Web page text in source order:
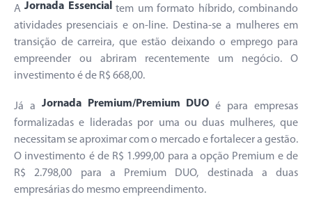
AJornada Essencialtem um formato híbrido, combinando
atividades presenciais e on-line. Destina-se a mulheres em
transição de carreira, que estão deixando o emprego para
empreender ou abriram recentemente um negócio. O
investimento é de R$ 668,00.
Já a Jornada Premium/Premium DUO é para empresas
formalizadas e lideradas por uma ou duas mulheres, que
necessitam se aproximar com o mercado e fortalecer a gestão.
O investimento é de R$ 1.999,00 para a opção Premium e de
R$ 2.798,00 para a Premium DUO, destinada a duas
empresárias do mesmo empreendimento.